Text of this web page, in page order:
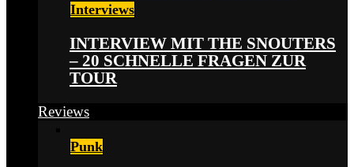
Interviews
INTERVIEW MIT THE SNOUTERS
– 20 SCHNELLE FRAGEN ZUR
TOUR
Reviews
Punk